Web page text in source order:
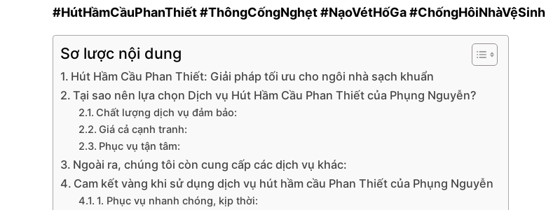
#HútHầmCầuPhanThiết #ThôngCốngNghẹt #NạoVétHốGa #ChốngHôiNhàVệSinh
Sơ lược nội dung
Hút Hầm Cầu Phan Thiết: Giải pháp tối ưu cho ngôi nhà sạch khuẩn
Tại sao nên lựa chọn Dịch vụ Hút Hầm Cầu Phan Thiết của Phụng Nguyễn?
Chất lượng dịch vụ đảm bảo:
Giá cả cạnh tranh:
Phục vụ tận tâm:
Ngoài ra, chúng tôi còn cung cấp các dịch vụ khác:
Cam kết vàng khi sử dụng dịch vụ hút hầm cầu Phan Thiết của Phụng Nguyễn
1. Phục vụ nhanh chóng, kịp thời: